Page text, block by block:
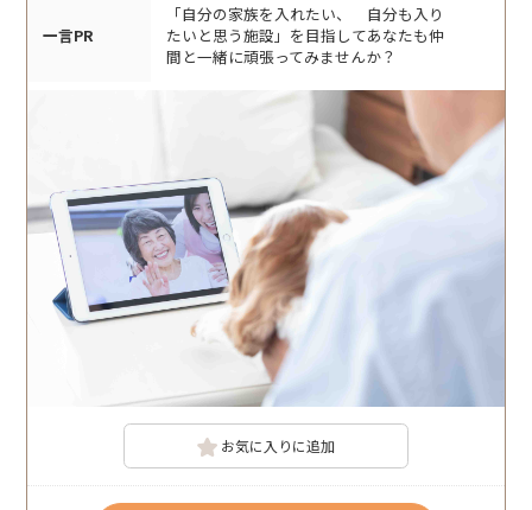
一言PR
「自分の家族を入れたい、 自分も入り
たいと思う施設」を目指してあなたも仲
間と一緒に頑張ってみませんか？
お気に入りに追加